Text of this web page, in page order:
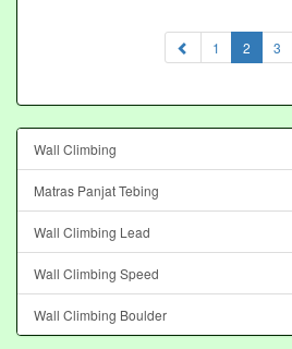
1 2 (current)
3
Wall Climbing
Matras Panjat Tebing
Wall Climbing Lead
Wall Climbing Speed
Wall Climbing Boulder